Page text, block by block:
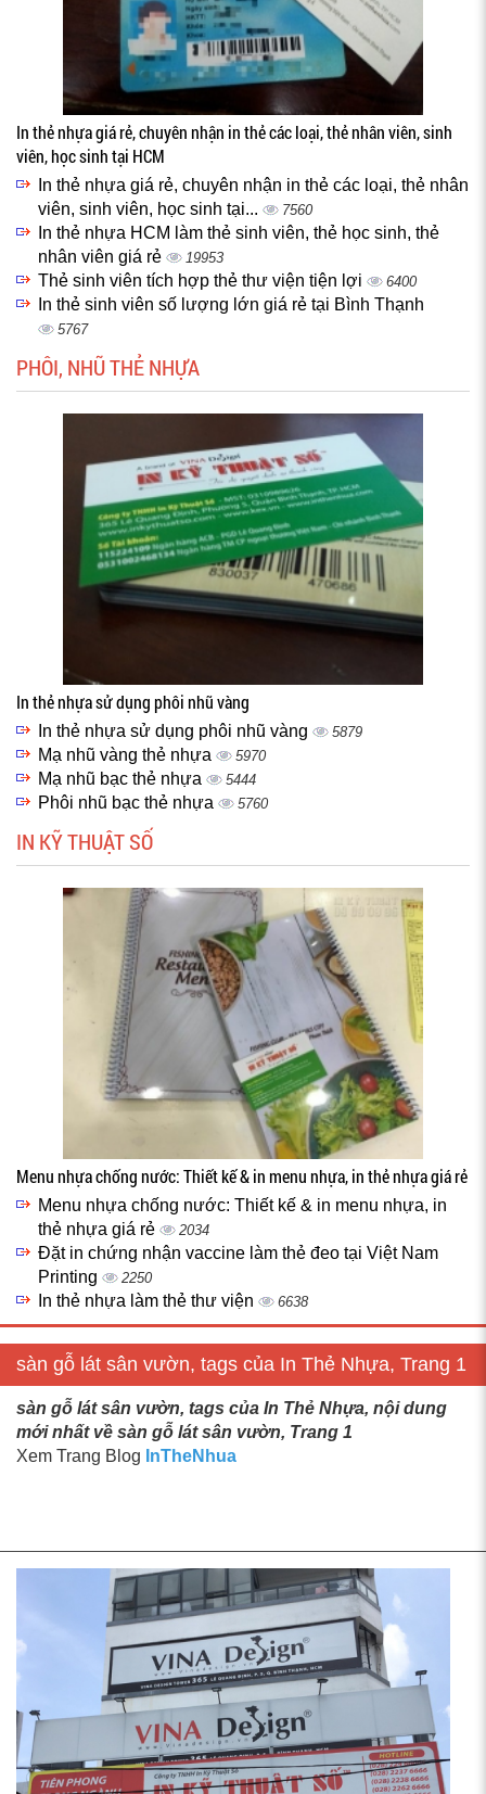
In thẻ nhựa giá rẻ, chuyên nhận in thẻ các loại, thẻ nhân viên, sinh
viên, học sinh tại HCM
In thẻ nhựa giá rẻ, chuyên nhận in thẻ các loại, thẻ nhân
viên, sinh viên, học sinh tại...
7560
In thẻ nhựa HCM làm thẻ sinh viên, thẻ học sinh, thẻ
nhân viên giá rẻ
19953
Thẻ sinh viên tích hợp thẻ thư viện tiện lợi 6400
In thẻ sinh viên số lượng lớn giá rẻ tại Bình Thạnh
5767
PHÔI, NHŨ THẺ NHỰA
In thẻ nhựa sử dụng phôi nhũ vàng
In thẻ nhựa sử dụng phôi nhũ vàng 5879
Mạ nhũ vàng thẻ nhựa 5970
Mạ nhũ bạc thẻ nhựa 5444
Phôi nhũ bạc thẻ nhựa 5760
IN KỸ THUẬT SỐ
Menu nhựa chống nước: Thiết kế & in menu nhựa, in thẻ nhựa giá rẻ
Menu nhựa chống nước: Thiết kế & in menu nhựa, in
thẻ nhựa giá rẻ
2034
Đặt in chứng nhận vaccine làm thẻ đeo tại Việt Nam
Printing
2250
In thẻ nhựa làm thẻ thư viện 6638
sàn gỗ lát sân vườn, tags của In Thẻ Nhựa, Trang 1
sàn gỗ lát sân vườn, tags của In Thẻ Nhựa, nội dung
mới nhất về sàn gỗ lát sân vườn, Trang 1
Xem Trang Blog InTheNhua